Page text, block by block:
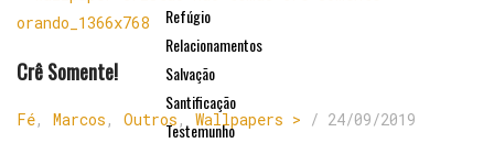
Refúgio
Relacionamentos
Salvação
Santificação
Testemunho
Crê Somente!
Fé, Marcos , Outros , Wallpapers > / 24/09/2019